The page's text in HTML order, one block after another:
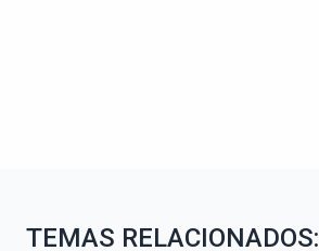
TEMAS RELACIONADOS: